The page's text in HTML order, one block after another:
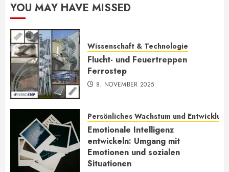
YOU MAY HAVE MISSED
Wissenschaft & Technologie
Flucht- und Feuertreppen
Ferrostep
8. NOVEMBER 2025
Persönliches Wachstum und Entwicklung
Emotionale Intelligenz
entwickeln: Umgang mit
Emotionen und sozialen
Situationen